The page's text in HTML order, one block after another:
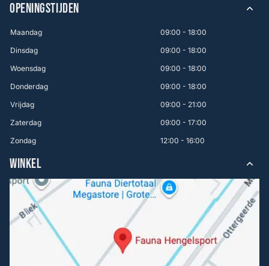
OPENINGSTIJDEN
Maandag
09:00 - 18:00
Dinsdag
09:00 - 18:00
Woensdag
09:00 - 18:00
Donderdag
09:00 - 18:00
Vrijdag
09:00 - 21:00
Zaterdag
09:00 - 17:00
Zondag
12:00 - 16:00
WINKEL